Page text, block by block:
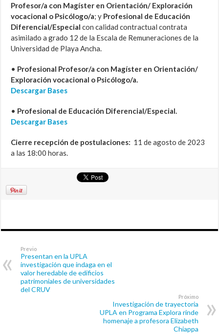
Profesor/a con Magíster en Orientación/ Exploración
vocacional o Psicólogo/a; y Profesional de Educación
Diferencial/Especial con calidad contractual contrata
asimilado a grado 12 de la Escala de Remuneraciones de la
Universidad de Playa Ancha.
• Profesional Profesor/a con Magíster en Orientación/
Exploración vocacional o Psicólogo/a.
Descargar Bases
• Profesional de Educación Diferencial/Especial.
Descargar Bases
Cierre recepción de postulaciones: 11 de agosto de 2023
a las 18:00 horas.
Previo
Presentan en la UPLA
investigación que indaga en el
valor heredable de edificios
patrimoniales de universidades
del CRUV
Próximo
Investigación de trayectoria
UPLA en Programa Explora rinde
homenaje a profesora Elizabeth
Chiappa